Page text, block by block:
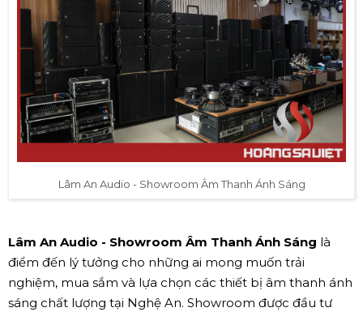
Lâm An Audio - Showroom Âm Thanh Ánh Sáng
Lâm An Audio - Showroom Âm Thanh Ánh Sáng là
điểm đến lý tưởng cho những ai mong muốn trải
nghiệm, mua sắm và lựa chọn các thiết bị âm thanh ánh
sáng chất lượng tại Nghệ An. Showroom được đầu tư